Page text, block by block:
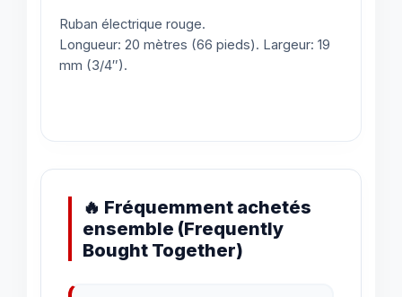
Ruban électrique rouge.
Longueur: 20 mètres (66 pieds). Largeur: 19
mm (3/4″).
🔥 Fréquemment achetés
ensemble (Frequently
Bought Together)